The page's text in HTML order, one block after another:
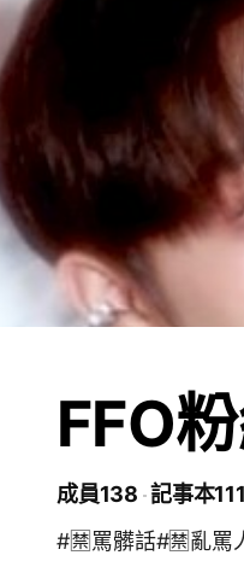
FFO
成員138 記事本
#🈲罵髒話#🈲亂罵